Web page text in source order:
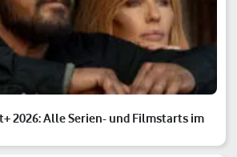
2026: Alle Serien- und Filmstarts im